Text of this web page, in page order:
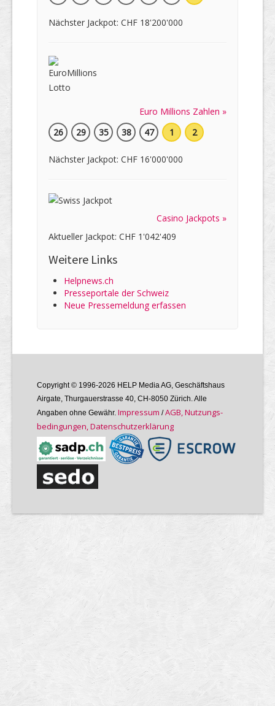
Nächster Jackpot: CHF 18'200'000
Euro Millions Zahlen »
26
29 35 38 47 1 2
Nächster Jackpot: CHF 16'000'000
Casino Jackpots »
Aktueller Jackpot: CHF 1'042'409
Weitere Links
Helpnews.ch
Presseportale der Schweiz
Neue Pressemeldung erfassen
Copyright © 1996-2026 HELP Media AG, Geschäftshaus
Airgate, Thurgauer­strasse 40, CH-8050 Zürich. Alle
Angaben ohne Gewähr. Im­pres­sum /AGB, Nutzungs­
bedin­gungen, Daten­schutz­er­klärung